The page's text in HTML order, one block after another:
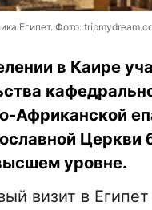
Египет. Фото: tripmydream.cc
в Каире
Африканской
Церкви
уровне.
визит в Египет